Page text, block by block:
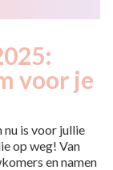
voor je
nu is voor jullie
op weg! Van
en namen